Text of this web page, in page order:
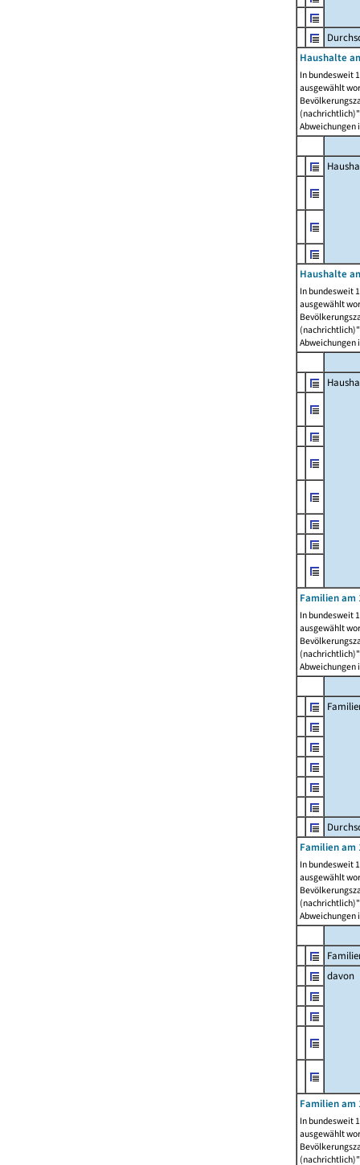
Haushalte
In bundesweit
ausgewählt
Abweichungen
Haushalte
In bundesweit
ausgewählt
Abweichungen
Familien am
In bundesweit
ausgewählt
Abweichungen
Familien am
In bundesweit
ausgewählt
Abweichungen
davon
Familien am
In bundesweit
ausgewählt